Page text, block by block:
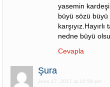
yasemin
büyü sözü büyü
nedne büyü
Cevapla
Şura
June 17, 2017 at 10:59 pm